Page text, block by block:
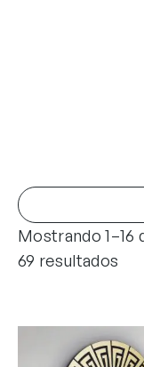
Mostrando 1–16
69 resultados